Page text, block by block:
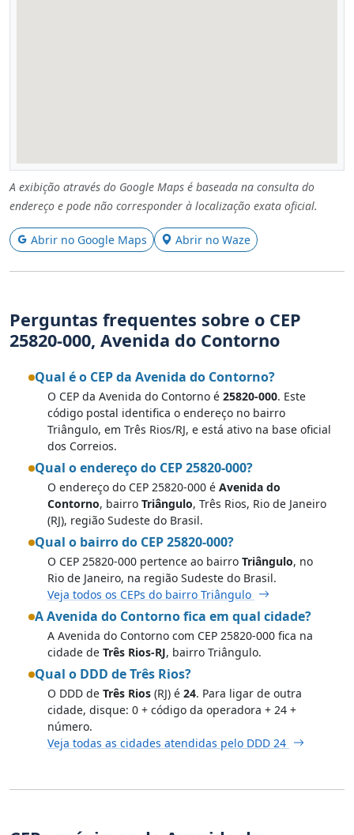
A exibição através do Google Maps é baseada na consulta do
endereço e pode não corresponder à localização exata oficial.
Abrir no Google Maps Abrir no Waze
Perguntas frequentes sobre o CEP
25820-000, Avenida do Contorno
Qual é o CEP da Avenida do Contorno?
O CEP da Avenida do Contorno é 25820-000. Este
código postal identifica o endereço no bairro
Triângulo, em Três Rios/RJ, e está ativo na base oficial
dos Correios.
Qual o endereço do CEP 25820-000?
O endereço do CEP 25820-000 é Avenida do
Contorno, bairro Triângulo, Três Rios, Rio de Janeiro
(RJ), região Sudeste do Brasil.
Qual o bairro do CEP 25820-000?
O CEP 25820-000 pertence ao bairro Triângulo, no
Rio de Janeiro, na região Sudeste do Brasil.
Veja todos os CEPs do bairro Triângulo
A Avenida do Contorno fica em qual cidade?
A Avenida do Contorno com CEP 25820-000 fica na
cidade de Três Rios-RJ, bairro Triângulo.
Qual o DDD de Três Rios?
O DDD de Três Rios (RJ) é 24. Para ligar de outra
cidade, disque: 0 + código da operadora + 24 +
número.
Veja todas as cidades atendidas pelo DDD 24